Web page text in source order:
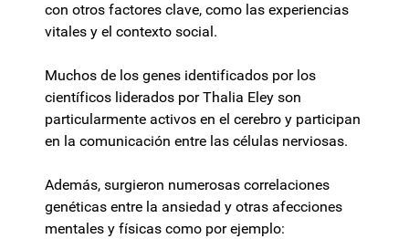
con otros factores clave, como las experiencias
vitales y el contexto social.
Muchos de los genes identificados por los
científicos liderados por Thalia Eley son
particularmente activos en el cerebro y participan
en la comunicación entre las células nerviosas.
Además, surgieron numerosas correlaciones
genéticas entre la ansiedad y otras afecciones
mentales y físicas como por ejemplo: